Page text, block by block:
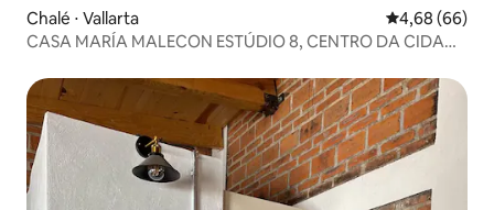
Chalé ⋅ Vallarta 4,68 de uma
4,68 (66)
CASA MARÍA MALECON ESTÚDIO 8, CENTRO DA CIDADE